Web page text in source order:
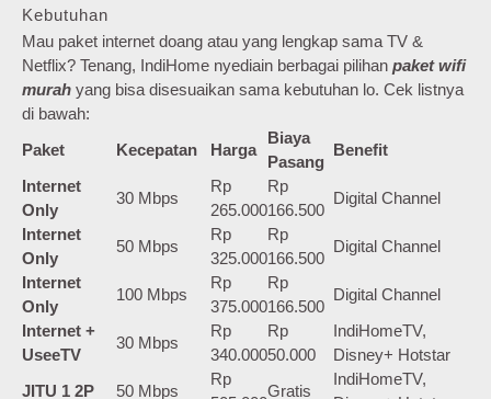
Kebutuhan
Mau paket internet doang atau yang lengkap sama TV &
Netflix? Tenang, IndiHome nyediain berbagai pilihan paket wifi
murah yang bisa disesuaikan sama kebutuhan lo. Cek listnya
di bawah:
Paket
Kecepatan Harga
Biaya
Pasang
Benefit
Internet
Only
30 Mbps
Rp
265.000
Rp
166.500
Digital Channel
Internet
Only
50 Mbps
Rp
325.000
Rp
166.500
Digital Channel
Internet
Only
100 Mbps
Rp
375.000
Rp
166.500
Digital Channel
Internet +
UseeTV
30 Mbps
Rp
340.000
Rp
50.000
IndiHomeTV,
Disney+ Hotstar
JITU 1 2P
50 Mbps
Rp
Gratis
IndiHomeTV,